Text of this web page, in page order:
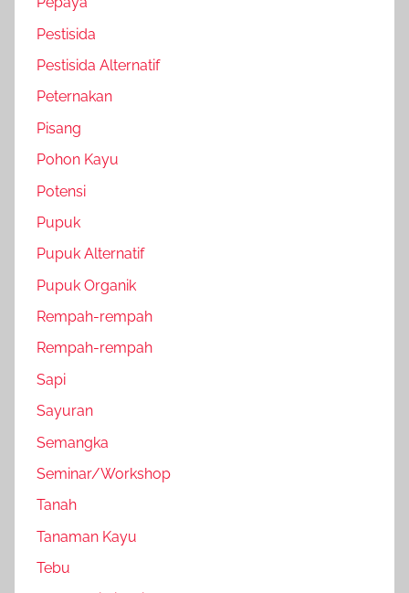
Pestisida
Pestisida Alternatif
Peternakan
Pisang
Pohon Kayu
Potensi
Pupuk
Pupuk Alternatif
Pupuk Organik
Rempah-rempah
Rempah-rempah
Sapi
Sayuran
Semangka
Seminar/Workshop
Tanah
Tanaman Kayu
Tebu